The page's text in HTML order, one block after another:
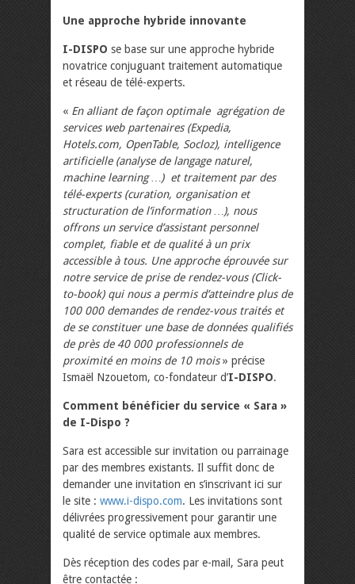
Une approche hybride innovante
I-DISPO se base sur une approche hybride
novatrice conjuguant traitement automatique
et réseau de télé-experts.
« En alliant de façon optimale agrégation de
services web partenaires (Expedia,
Hotels.com, OpenTable, Socloz), intelligence
artificielle (analyse de langage naturel,
machine learning …) et traitement par des
télé-experts (curation, organisation et
structuration de l’information …), nous
offrons un service d’assistant personnel
complet, fiable et de qualité à un prix
accessible à tous. Une approche éprouvée sur
notre service de prise de rendez-vous (Click-
to-book) qui nous a permis d’atteindre plus de
100 000 demandes de rendez-vous traités et
de se constituer une base de données qualifiés
de près de 40 000 professionnels de
proximité en moins de 10 mois» précise
Ismaël Nzouetom, co-fondateur d’I-DISPO.
Comment bénéficier du service « Sara »
de I-Dispo ?
Sara est accessible sur invitation ou parrainage
par des membres existants. Il suffit donc de
demander une invitation en s’inscrivant ici sur
le site : www.i-dispo.com. Les invitations sont
délivrées progressivement pour garantir une
qualité de service optimale aux membres.
Dès réception des codes par e-mail, Sara peut
être contactée :